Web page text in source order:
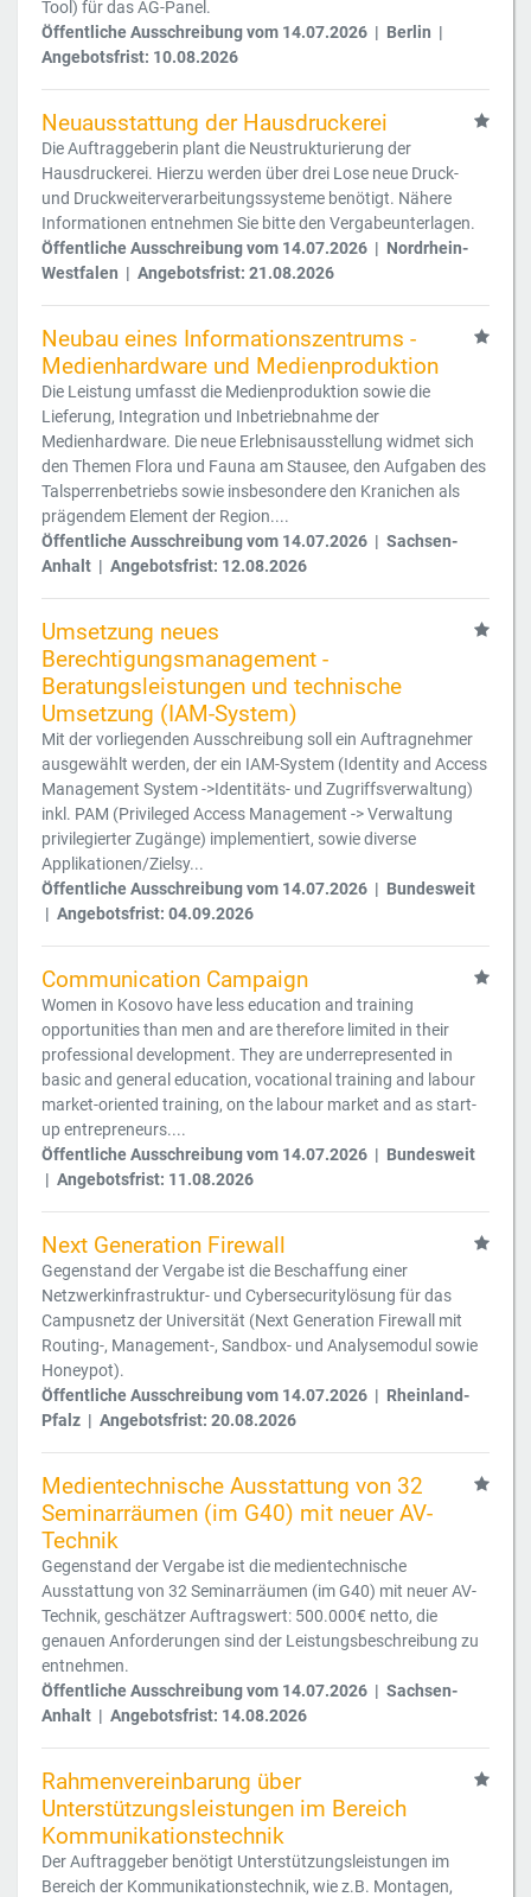
Tool) für das AG-Panel.
Öffentliche Ausschreibung vom 14.07.2026 | Berlin |
Angebotsfrist: 10.08.2026
Neuausstattung der Hausdruckerei
Die Auftraggeberin plant die Neustrukturierung der
Hausdruckerei. Hierzu werden über drei Lose neue Druck-
und Druckweiterverarbeitungssysteme benötigt. Nähere
Informationen entnehmen Sie bitte den Vergabeunterlagen.
Öffentliche Ausschreibung vom 14.07.2026 | Nordrhein-
Westfalen | Angebotsfrist: 21.08.2026
Neubau eines Informationszentrums -
Medienhardware und Medienproduktion
Die Leistung umfasst die Medienproduktion sowie die
Lieferung, Integration und Inbetriebnahme der
Medienhardware. Die neue Erlebnisausstellung widmet sich
den Themen Flora und Fauna am Stausee, den Aufgaben des
Talsperrenbetriebs sowie insbesondere den Kranichen als
prägendem Element der Region....
Öffentliche Ausschreibung vom 14.07.2026 | Sachsen-
Anhalt | Angebotsfrist: 12.08.2026
Umsetzung neues
Berechtigungsmanagement -
Beratungsleistungen und technische
Umsetzung (IAM-System)
Mit der vorliegenden Ausschreibung soll ein Auftragnehmer
ausgewählt werden, der ein IAM-System (Identity and Access
Management System ->Identitäts- und Zugriffsverwaltung)
inkl. PAM (Privileged Access Management -> Verwaltung
privilegierter Zugänge) implementiert, sowie diverse
Applikationen/Zielsy...
Öffentliche Ausschreibung vom 14.07.2026 | Bundesweit
| Angebotsfrist: 04.09.2026
Communication Campaign
Women in Kosovo have less education and training
opportunities than men and are therefore limited in their
professional development. They are underrepresented in
basic and general education, vocational training and labour
market-oriented training, on the labour market and as start-
up entrepreneurs....
Öffentliche Ausschreibung vom 14.07.2026 | Bundesweit
| Angebotsfrist: 11.08.2026
Next Generation Firewall
Gegenstand der Vergabe ist die Beschaffung einer
Netzwerkinfrastruktur- und Cybersecuritylösung für das
Campusnetz der Universität (Next Generation Firewall mit
Routing-, Management-, Sandbox- und Analysemodul sowie
Honeypot).
Öffentliche Ausschreibung vom 14.07.2026 | Rheinland-
Pfalz | Angebotsfrist: 20.08.2026
Medientechnische Ausstattung von 32
Seminarräumen (im G40) mit neuer AV-
Technik
Gegenstand der Vergabe ist die medientechnische
Ausstattung von 32 Seminarräumen (im G40) mit neuer AV-
Technik, geschätzer Auftragswert: 500.000€ netto, die
genauen Anforderungen sind der Leistungsbeschreibung zu
entnehmen.
Öffentliche Ausschreibung vom 14.07.2026 | Sachsen-
Anhalt | Angebotsfrist: 14.08.2026
Rahmenvereinbarung über
Unterstützungsleistungen im Bereich
Kommunikationstechnik
Der Auftraggeber benötigt Unterstützungsleistungen im
Bereich der Kommunikationstechnik, wie z.B. Montagen,